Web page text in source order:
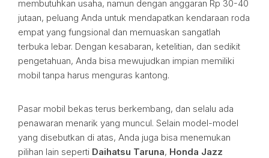
membutuhkan usaha, namun dengan anggaran Rp 30-40
jutaan, peluang Anda untuk mendapatkan kendaraan roda
empat yang fungsional dan memuaskan sangatlah
terbuka lebar. Dengan kesabaran, ketelitian, dan sedikit
pengetahuan, Anda bisa mewujudkan impian memiliki
mobil tanpa harus menguras kantong.
Pasar mobil bekas terus berkembang, dan selalu ada
penawaran menarik yang muncul. Selain model-model
yang disebutkan di atas, Anda juga bisa menemukan
pilihan lain seperti Daihatsu Taruna, Honda Jazz